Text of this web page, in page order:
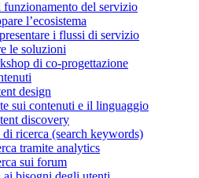
del servizio
l’ecosistema
i flussi di servizio
le soluzioni
di co-progettazione
design
sui contenuti e il linguaggio
discovery
ricerca (search keywords)
tramite analytics
sui forum